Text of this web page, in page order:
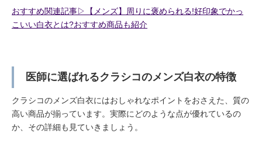
おすすめ関連記事▷【メンズ】周りに褒められる!好印象でかっ
こいい白衣とは?おすすめ商品も紹介
医師に選ばれるクラシコのメンズ白衣の特徴
クラシコのメンズ白衣にはおしゃれなポイントをおさえた、質の
高い商品が揃っています。実際にどのような点が優れているの
か、その詳細も見ていきましょう。